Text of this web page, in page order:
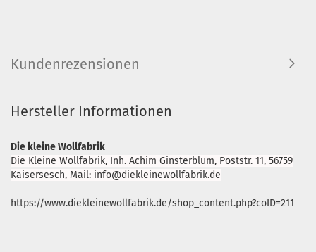
Kundenrezensionen
Hersteller Informationen
Die kleine Wollfabrik
Die Kleine Wollfabrik, Inh. Achim Ginsterblum, Poststr. 11, 56759
Kaisersesch, Mail: info@diekleinewollfabrik.de
https://www.diekleinewollfabrik.de/shop_content.php?coID=211